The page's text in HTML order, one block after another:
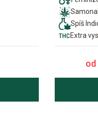
Spíš
Extra
od